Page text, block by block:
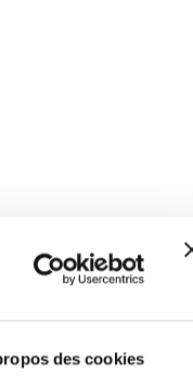
des cookies